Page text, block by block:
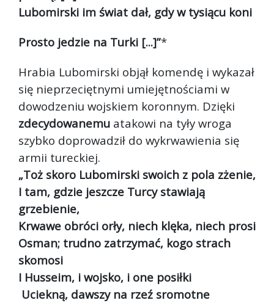
Lubomirski im świat dał, gdy w tysiącu koni
Prosto jedzie na Turki [...]”*
Hrabia Lubomirski objął komendę i wykazał
się nieprzeciętnymi umiejętnościami w
dowodzeniu wojskiem koronnym. Dzięki
zdecydowanemu atakowi na tyły wroga
szybko doprowadził do wykrwawienia się
armii tureckiej.
„Toż skoro Lubomirski swoich z pola zżenie,
I tam, gdzie jeszcze Turcy stawiają
grzebienie,
Krwawe obróci orły, niech klęka, niech prosi
Osman; trudno zatrzymać, kogo strach
skomosi
I Husseim, i wojsko, i one posiłki
Uciekną, dawszy na rzeź sromotne